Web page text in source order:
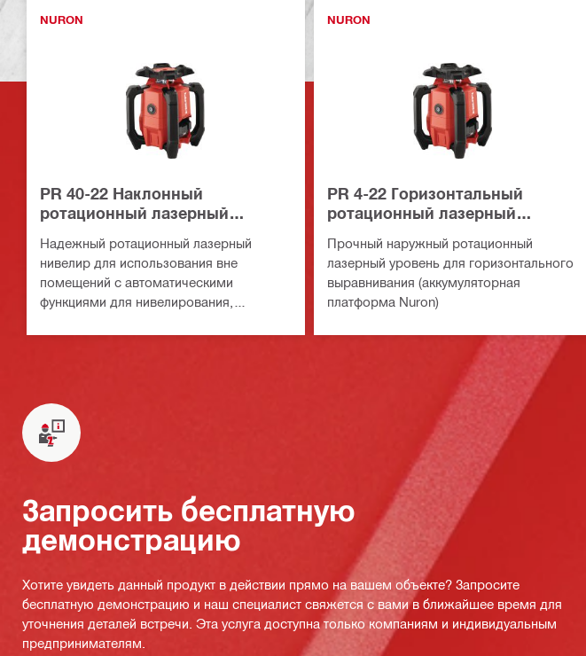
NURON
PR 40-22 Наклонный
ротационный лазерный
Надежный ротационный лазерный
нивелир для использования вне
помещений с автоматическими
функциями для нивелирования,
прямых углов на большом расстоянии
NURON
PR 4-22 Горизонтальный
ротационный лазерный
Прочный наружный ротационный
лазерный уровень для горизонтального
выравнивания (аккумуляторная
платформа Nuron)
Запросить бесплатную
демонстрацию
Хотите увидеть данный продукт в действии прямо на вашем объекте? Запросите
бесплатную демонстрацию и наш специалист свяжется с вами в ближайшее время для
уточнения деталей встречи. Эта услуга доступна только компаниям и индивидуальным
предпринимателям.